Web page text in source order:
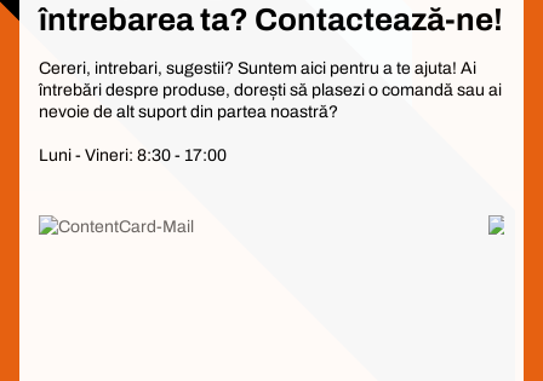
întrebarea ta? Contactează-ne!
Cereri, intrebari, sugestii? Suntem aici pentru a te ajuta! Ai
întrebări despre produse, dorești să plasezi o comandă sau ai
nevoie de alt suport din partea noastră?
Luni - Vineri: 8:30 - 17:00